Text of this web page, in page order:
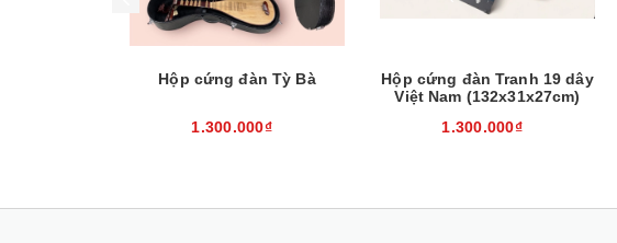
Hộp cứng đàn Tỳ Bà
1.300.000₫
Hộp cứng đàn Tranh 19 dây
Việt Nam (132x31x27cm)
1.300.000₫